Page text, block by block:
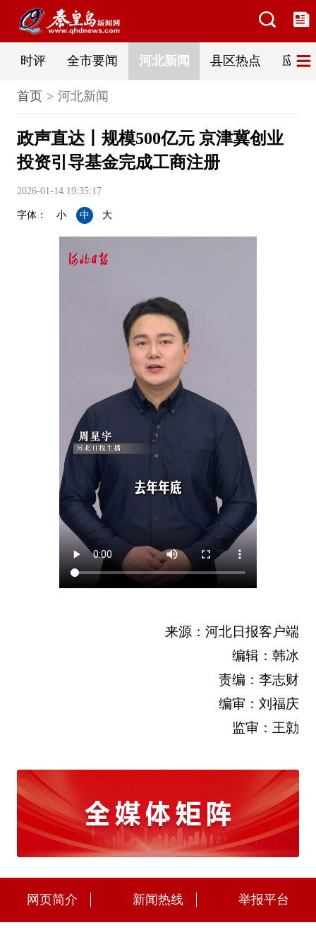
时评 全市要闻 河北新闻 县区热点 应急
首页 河北新闻
政声直达丨规模500亿元 京津冀创业
投资引导基金完成工商注册
2026-01-14 19:35:17
字体： 小 中 大
来源：河北日报客户端
编辑：韩冰
责编：李志财
编审：刘福庆
监审：王勍
网页简介 新闻热线 举报平台